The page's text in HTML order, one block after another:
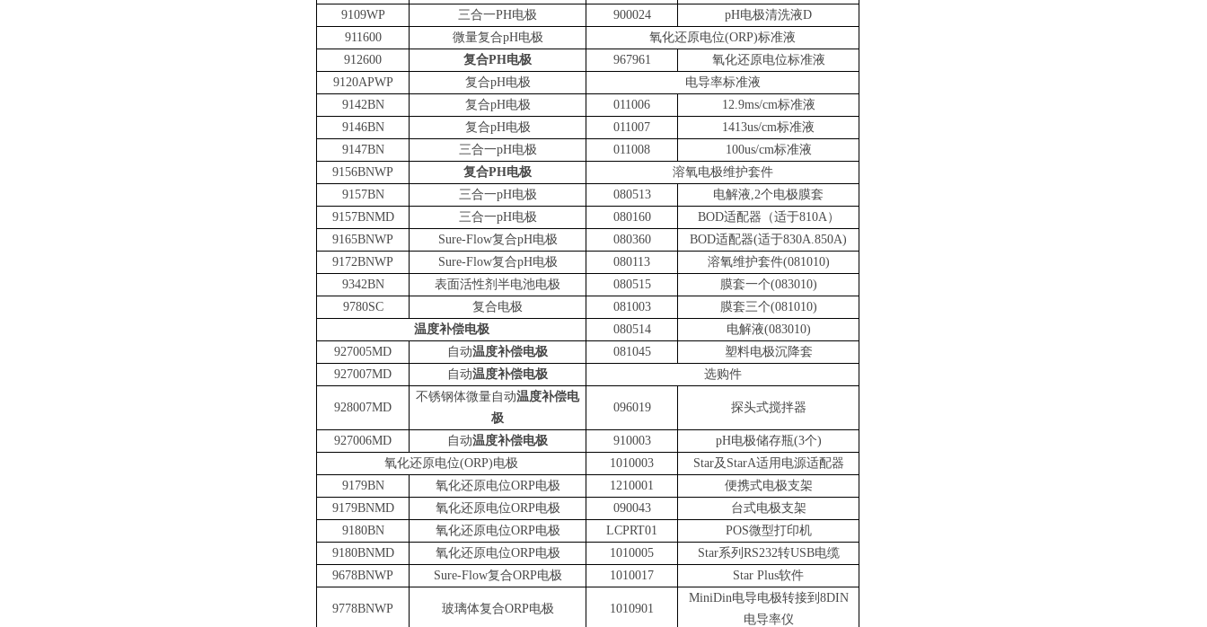
9109WP
三合一PH电极 900024
pH电极清洗液D
911600
微量复合pH电极
氧化还原电位(ORP)标准液
912600
复合PH电极 967961
氧化还原电位标准液
9120APWP
复合pH电极
电导率标准液
9142BN
复合pH电极 011006
12.9ms/cm标准液
9146BN
复合pH电极 011007
1413us/cm标准液
9147BN
三合一pH电极 011008
100us/cm标准液
9156BNWP
复合PH电极
溶氧电极维护套件
9157BN
三合一pH电极 080513
电解液,2个电极膜套
9157BNMD
三合一pH电极 080160
BOD适配器（适于810A）
9165BNWP
Sure-Flow复合pH电极 080360
BOD适配器(适于830A.850A)
9172BNWP
Sure-Flow复合pH电极 080113
溶氧维护套件(081010)
9342BN
表面活性剂半电池电极 080515
膜套一个(083010)
9780SC
复合电极 081003
膜套三个(081010)
温度补偿电极
080514
电解液(083010)
927005MD
自动温度补偿电极 081045
塑料电极沉降套
927007MD
自动温度补偿电极 选购件
928007MD
不锈钢体微量自动温度补偿电
极
096019 探头式搅拌器
927006MD 自动温度补偿电极 910003
pH电极储存瓶(3个)
氧化还原电位(ORP)电极
1010003
Star及StarA适用电源适配器
9179BN
氧化还原电位ORP电极 1210001
便携式电极支架
9179BNMD
氧化还原电位ORP电极 090043
台式电极支架
9180BN
氧化还原电位ORP电极 LCPRT01
POS微型打印机
9180BNMD
氧化还原电位ORP电极 1010005
Star系列RS232转USB电缆
9678BNWP
Sure-Flow复合ORP电极 1010017 Star Plus软件
9778BNWP 玻璃体复合ORP电极 1010901
MiniDin电导电极转接到8DIN
电导率仪